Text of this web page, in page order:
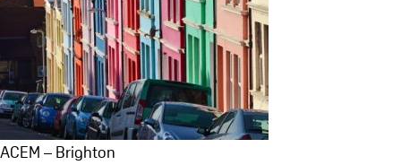
ACEM – Brighton